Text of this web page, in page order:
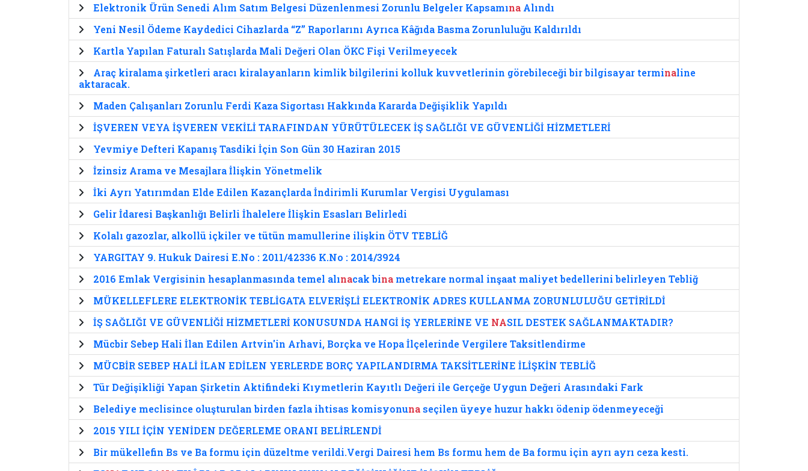
Elektronik Ürün Senedi Alım Satım Belgesi Düzenlenmesi Zorunlu Belgeler Kapsamına Alındı
Yeni Nesil Ödeme Kaydedici Cihazlarda “Z” Raporlarını Ayrıca Kâğıda Basma Zorunluluğu Kaldırıldı
Kartla Yapılan Faturalı Satışlarda Mali Değeri Olan ÖKC Fişi Verilmeyecek
Araç kiralama şirketleri aracı kiralayanların kimlik bilgilerini kolluk kuvvetlerinin görebileceği bir bilgisayar terminaline
aktaracak.
Maden Çalışanları Zorunlu Ferdi Kaza Sigortası Hakkında Kararda Değişiklik Yapıldı
İŞVEREN VEYA İŞVEREN VEKİLİ TARAFINDAN YÜRÜTÜLECEK İŞ SAĞLIĞI VE GÜVENLİĞİ HİZMETLERİ
Yevmiye Defteri Kapanış Tasdiki İçin Son Gün 30 Haziran 2015
İzinsiz Arama ve Mesajlara İlişkin Yönetmelik
İki Ayrı Yatırımdan Elde Edilen Kazançlarda İndirimli Kurumlar Vergisi Uygulaması
Gelir İdaresi Başkanlığı Belirli İhalelere İlişkin Esasları Belirledi
Kolalı gazozlar, alkollü içkiler ve tütün mamullerine ilişkin ÖTV TEBLİĞ
YARGITAY 9. Hukuk Dairesi E.No : 2011/42336 K.No : 2014/3924
2016 Emlak Vergisinin hesaplanmasında temel alınacak bina metrekare normal inşaat maliyet bedellerini belirleyen Tebliğ
MÜKELLEFLERE ELEKTRONİK TEBLİGATA ELVERİŞLİ ELEKTRONİK ADRES KULLANMA ZORUNLULUĞU GETİRİLDİ
İŞ SAĞLIĞI VE GÜVENLİĞİ HİZMETLERİ KONUSUNDA HANGİ İŞ YERLERİNE VE NASIL DESTEK SAĞLANMAKTADIR?
Mücbir Sebep Hali İlan Edilen Artvin'in Arhavi, Borçka ve Hopa İlçelerinde Vergilere Taksitlendirme
MÜCBİR SEBEP HALİ İLAN EDİLEN YERLERDE BORÇ YAPILANDIRMA TAKSİTLERİNE İLİŞKİN TEBLİĞ
Tür Değişikliği Yapan Şirketin Aktifindeki Kıymetlerin Kayıtlı Değeri ile Gerçeğe Uygun Değeri Arasındaki Fark
Belediye meclisince oluşturulan birden fazla ihtisas komisyonuna seçilen üyeye huzur hakkı ödenip ödenmeyeceği
2015 YILI İÇİN YENİDEN DEĞERLEME ORANI BELİRLENDİ
Bir mükellefin Bs ve Ba formu için düzeltme verildi.Vergi Dairesi hem Bs formu hem de Ba formu için ayrı ayrı ceza kesti.